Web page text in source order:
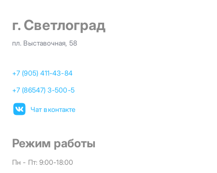
г. Светлоград
пл. Выставочная, 58
+7 (905) 411-43-84
+7 (86547) 3-500-5
Чат вконтакте
Режим работы
Пн - Пт: 9:00-18:00